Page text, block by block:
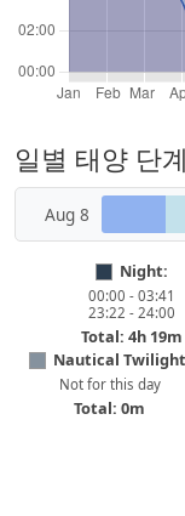
일별 태양 단
Aug 8
Night:
00:00 - 03:41
23:22 - 24:00
Total: 4h 19m
Nautical
Not for this day
Total: 0m